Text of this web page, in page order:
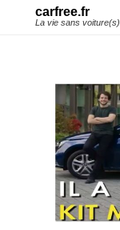
carfree.fr
La vie sans voiture(s)